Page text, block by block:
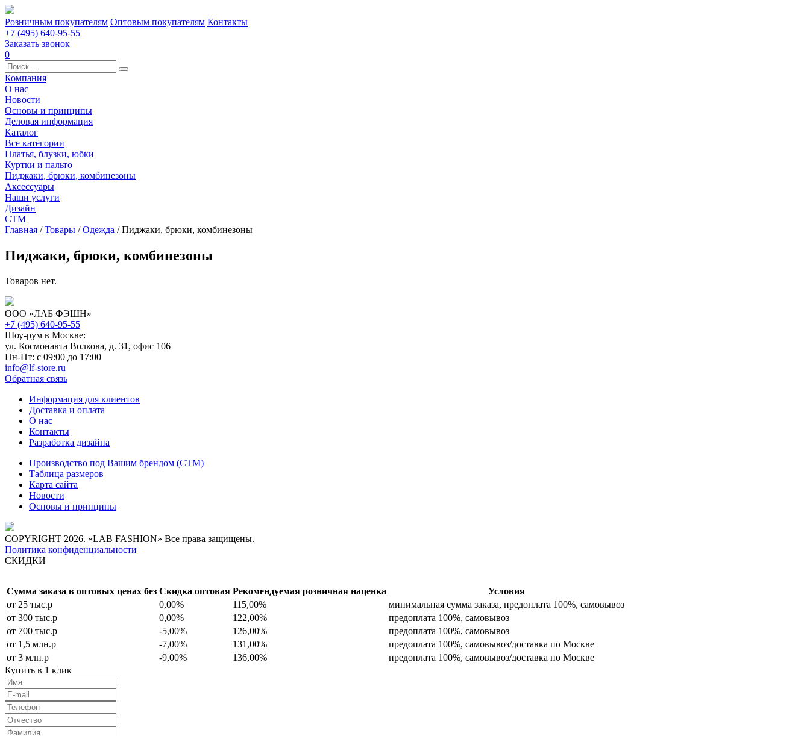
Розничным покупателям Оптовым покупателям Контакты
+7 (495) 640-95-55
Заказать звонок
0
Компания
О нас
Новости
Основы и принципы
Деловая информация
Каталог
Все категории
Платья, блузки, юбки
Куртки и пальто
Пиджаки, брюки, комбинезоны
Аксессуары
Наши услуги
Дизайн
СТМ
Главная / Товары / Одежда /Пиджаки, брюки, комбинезоны
Пиджаки, брюки, комбинезоны
Товаров нет.
ООО «ЛАБ ФЭШН»
+7 (495) 640-95-55
Шоу-рум в Москве:
ул. Космонавта Волкова, д. 31, офис 106
Пн-Пт: с 09:00 до 17:00
info@lf-store.ru
Обратная связь
Информация для клиентов
Доставка и оплата
О нас
Контакты
Разработка дизайна
Производство под Вашим брендом (СТМ)
Таблица размеров
Карта сайта
Новости
Основы и принципы
COPYRIGHT 2026. «LAB FASHION» Все права защищены.
Политика конфиденциальности
СКИДКИ
Сумма заказа в оптовых ценах без Скидка оптовая Рекомендуемая розничная наценка
Условия
от 25 тыс.р
0,00% 115,00%
минимальная сумма заказа, предоплата 100%, самовывоз
от 300 тыс.р
0,00% 122,00%
предоплата 100%, самовывоз
от 700 тыс.р
-5,00% 126,00%
предоплата 100%, самовывоз
от 1,5 млн.р
-7,00% 131,00%
предоплата 100%, самовывоз/доставка по Москве
от 3 млн.р
-9,00% 136,00%
предоплата 100%, самовывоз/доставка по Москве
Купить в 1 клик